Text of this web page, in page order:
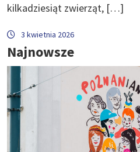
kilkadziesiąt zwierząt, […]
3 kwietnia 2026
Najnowsze